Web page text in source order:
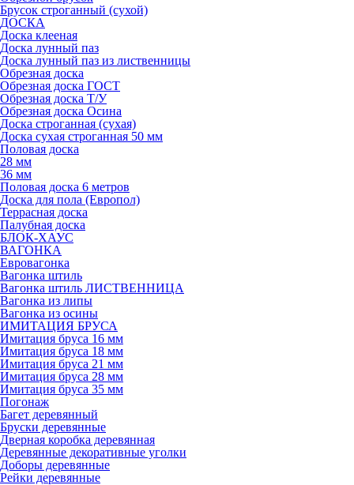
Брусок строганный (сухой)
ДОСКА
Доска клееная
Доска лунный паз
Доска лунный паз из лиственницы
Обрезная доска
Обрезная доска ГОСТ
Обрезная доска Т/У
Обрезная доска Осина
Доска строганная (сухая)
Доска сухая строганная 50 мм
Половая доска
28 мм
36 мм
Половая доска 6 метров
Доска для пола (Европол)
Террасная доска
Палубная доска
БЛОК-ХАУС
ВАГОНКА
Евровагонка
Вагонка штиль
Вагонка штиль ЛИСТВЕННИЦА
Вагонка из липы
Вагонка из осины
ИМИТАЦИЯ БРУСА
Имитация бруса 16 мм
Имитация бруса 18 мм
Имитация бруса 21 мм
Имитация бруса 28 мм
Имитация бруса 35 мм
Погонаж
Багет деревянный
Бруски деревянные
Дверная коробка деревянная
Деревянные декоративные уголки
Доборы деревянные
Рейки деревянные